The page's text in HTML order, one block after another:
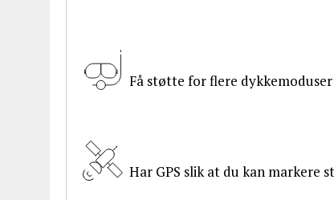
Få støtte for flere
Har GPS slik at du kan markere